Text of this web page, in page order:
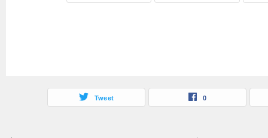
Tweet 0